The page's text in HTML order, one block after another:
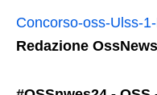
Concorso-oss-Ulss-
Redazione